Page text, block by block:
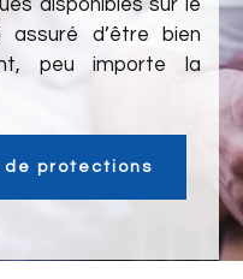
disponibles sur le
assuré d’être bien
peu importe la
de protections